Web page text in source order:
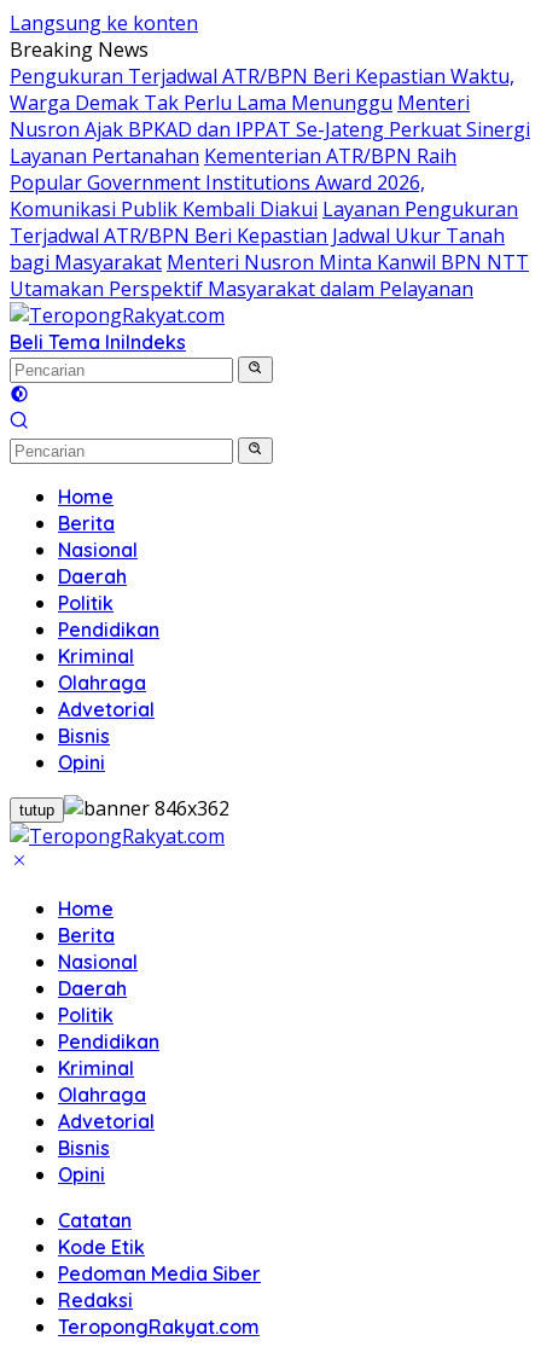
Langsung ke konten
Breaking News
Pengukuran Terjadwal ATR/BPN Beri Kepastian Waktu,
Warga Demak Tak Perlu Lama Menunggu Menteri
Nusron Ajak BPKAD dan IPPAT Se-Jateng Perkuat Sinergi
Layanan Pertanahan Kementerian ATR/BPN Raih
Popular Government Institutions Award 2026,
Komunikasi Publik Kembali Diakui Layanan Pengukuran
Terjadwal ATR/BPN Beri Kepastian Jadwal Ukur Tanah
bagi Masyarakat Menteri Nusron Minta Kanwil BPN NTT
Utamakan Perspektif Masyarakat dalam Pelayanan
Beli Tema IniIndeks
Home
Berita
Nasional
Daerah
Politik
Pendidikan
Kriminal
Olahraga
Advetorial
Bisnis
Opini
tutup
Home
Berita
Nasional
Daerah
Politik
Pendidikan
Kriminal
Olahraga
Advetorial
Bisnis
Opini
Catatan
Kode Etik
Pedoman Media Siber
Redaksi
TeropongRakyat.com